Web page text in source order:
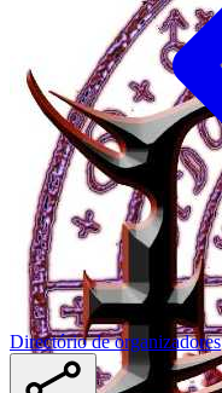
Directório de organizadores